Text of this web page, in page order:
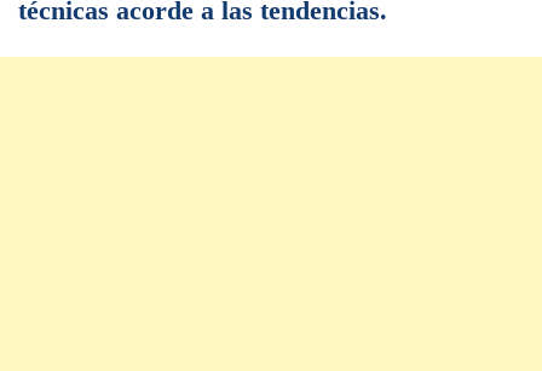
técnicas acorde a las tendencias.